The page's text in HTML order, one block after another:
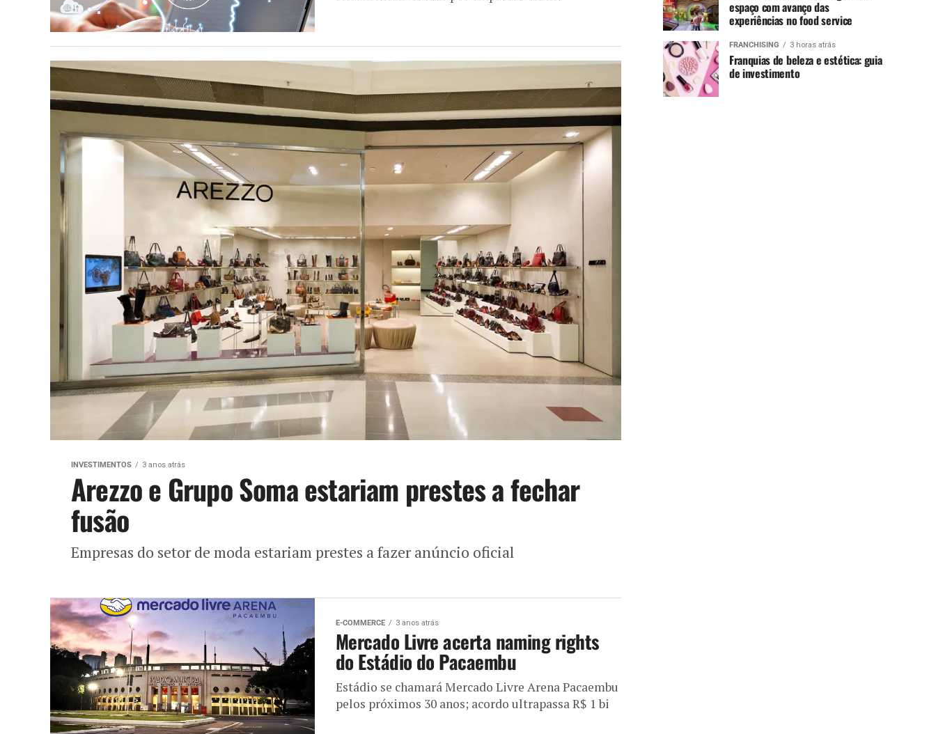
INVESTIMENTOS 3 anos atrás
Arezzo e Grupo Soma estariam prestes a fechar
fusão
Empresas do setor de moda estariam prestes a fazer anúncio oficial
E-COMMERCE 3 anos atrás
Mercado Livre acerta naming rights
do Estádio do Pacaembu
Estádio se chamará Mercado Livre Arena Pacaembu
pelos próximos 30 anos; acordo ultrapassa R$ 1 bi
espaço com avanço das
experiências no food service
FRANCHISING 3 horas atrás
Franquias de beleza e estética: guia
de investimento